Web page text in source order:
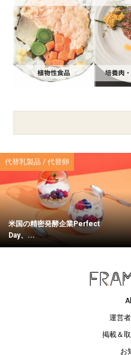
代替乳製品 / 代替卵
米国の精密発酵企業Perfect
Day、...
運営
掲載＆
お